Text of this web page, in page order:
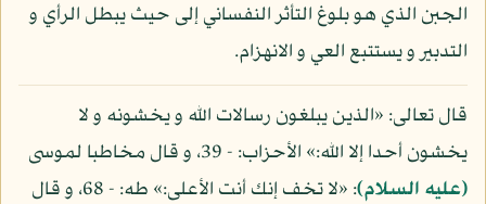
الجبن الذي هو بلوغ التأثر النفساني إلى حيث يبطل الرأي و
التدبير و يستتبع العي و الانهزام.
قال تعالى: «الذين يبلغون رسالات الله و يخشونه و لا
يخشون أحدا إلا الله:» الأحزاب: - 39، و قال مخاطبا لموسى
(عليه السلام)
: «لا تخف إنك أنت الأعلى:» طه: - 68، و قال